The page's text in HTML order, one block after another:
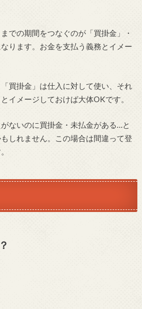
での期間をつなぐのが「買掛金」・
なります。お金を支払う義務とイメー
買掛金」は仕入に対して使い、それ
イメージしておけば大体OKです。
ないのに買掛金・未払金がある…と
しれません。この場合は間違って登